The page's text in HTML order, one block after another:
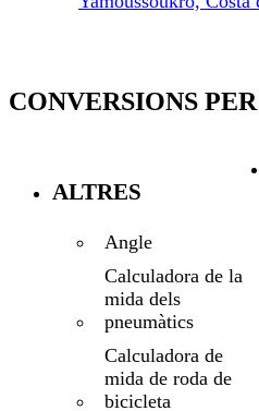
CONVERSIONS
ALTRES
Angle
Calculadora de la
mida dels
pneumàtics
Calculadora de
mida de roda de
bicicleta